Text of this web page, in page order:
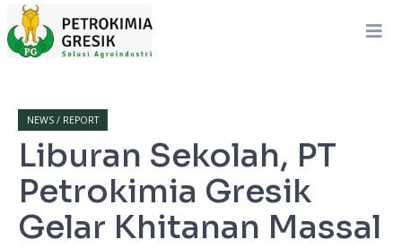
NEWS / REPORT
Liburan Sekolah, PT
Petrokimia Gresik
Gelar Khitanan Massal